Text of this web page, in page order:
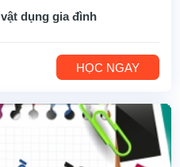
dụng gia đình
HỌC NGAY